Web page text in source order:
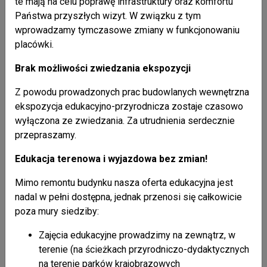
Koordynator do spraw dostępności - Grzegorz Cichy
Dane kontaktowe:
tel. (0-13) 43-631-87
Załączniki:
nazwa załącznika
Deklaracja dostępności - aktualizacja 2026wielkość
(78,11 kB)
załączył: Anna Marczyńska, Główny Specjalista
Państwa przyszłych wizyt. W związku z tym
wprowadzamy tymczasowe zmiany w funkcjonowaniu
placówki.
Brak możliwości zwiedzania ekspozycji
Z powodu prowadzonych prac budowlanych wewnętrzna
ekspozycja edukacyjno-przyrodnicza zostaje czasowo
wyłączona ze zwiedzania. Za utrudnienia serdecznie
przepraszamy.
Edukacja terenowa i wyjazdowa bez zmian!
Mimo remontu budynku nasza oferta edukacyjna jest
nadal w pełni dostępna, jednak przenosi się całkowicie
poza mury siedziby:
Zajęcia edukacyjne prowadzimy na zewnątrz, w
terenie (na ścieżkach przyrodniczo-dydaktycznych
na terenie parków krajobrazowych